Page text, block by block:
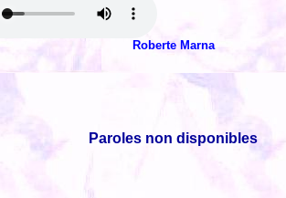
Roberte Marna
Paroles non disponibles